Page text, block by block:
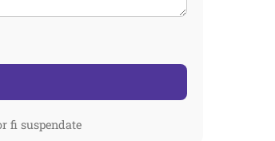
fi suspendate